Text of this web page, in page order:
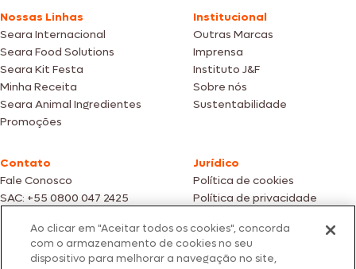
Nossas Linhas
Seara Internacional
Seara Food Solutions
Seara Kit Festa
Minha Receita
Seara Animal Ingredientes
Promoções
Institucional
Outras Marcas
Imprensa
Instituto J&F
Sobre nós
Sustentabilidade
Contato
Fale Conosco
SAC: +55 0800 047 2425
Jurídico
Política de cookies
Política de privacidade
Fotos meramente ilustrativas | Ofertas válidas enquanto durarem os
estoques dos nossos parceiros | Vendas sujeitas a análise e confirmação
de dados.
Ao clicar em "Aceitar todos os cookies", concorda
com o armazenamento de cookies no seu
dispositivo para melhorar a navegação no site,